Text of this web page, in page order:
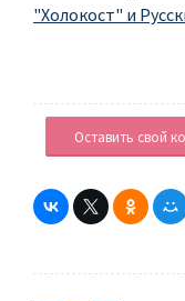
"Холокост" и
Оставить свой